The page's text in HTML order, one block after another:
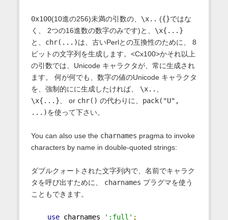
0x100(10進の256)未満の引数の、 \x.. ({}ではな
く、 2つの16進数の数字のみです)と、 \x{...}
と、 chr(...)は、古いPerlとの互換性のために、 8
ビットの文字列を生成します。<Cx100>かそれ以上
の引数では、Unicode キャラクタが、常に生成され
ます。 何が何でも、数字の値のUnicode キャラクタ
を、強制的にに生成したければ、 \x..
\x{...} 、 or chr() の代わりに、 pack("U",
...)を使って下さい。
You can also use the charnames pragma to invoke
characters by name in double-quoted strings:
ダブルクォートされた文字列内で、名前でキャラク
タを呼び出すために、 charnames プラグマを使う
こともできます。
use charnames ':full' ;